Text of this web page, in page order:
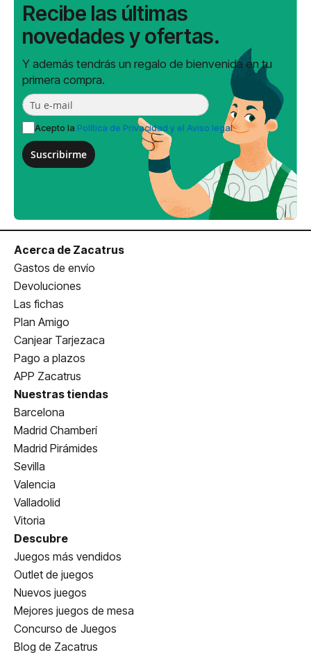
Recibe las últimas
novedades y ofertas.
Y además tendrás un regalo de bienvenida en tu
primera compra.
Acepto la Política de Privacidad y el Aviso legal
Suscribirme
Acerca de Zacatrus
Gastos de envío
Devoluciones
Las fichas
Plan Amigo
Canjear Tarjezaca
Pago a plazos
APP Zacatrus
Nuestras tiendas
Barcelona
Madrid Chamberí
Madrid Pirámides
Sevilla
Valencia
Valladolid
Vitoria
Descubre
Juegos más vendidos
Outlet de juegos
Nuevos juegos
Mejores juegos de mesa
Concurso de Juegos
Blog de Zacatrus